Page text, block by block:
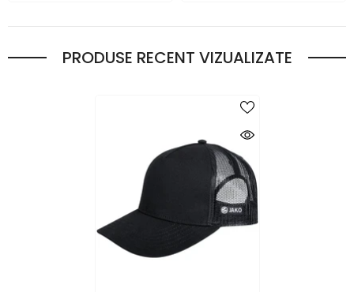
PRODUSE RECENT VIZUALIZATE